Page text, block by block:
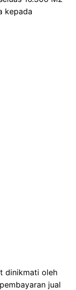
kepada
dinikmati oleh
jual